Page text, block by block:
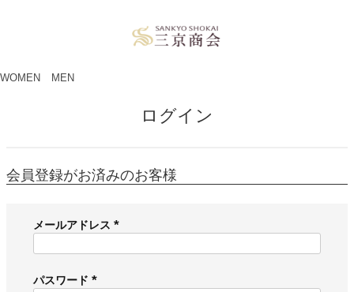
WOMEN MEN
ログイン
会員登録がお済みのお客様
メールアドレス
必
)
パスワード